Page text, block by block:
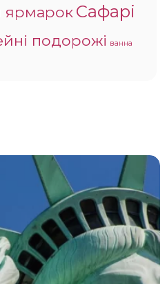
ярмарокСафарі
подорожі ванна